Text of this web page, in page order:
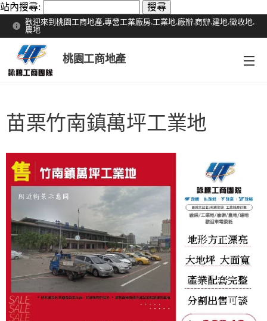
站內搜尋:
歡迎來到桃園工商地產,專營工業廠房.工業地.廠辦.商辦.建地.徵收地.
農地
桃園工商地產
苗栗竹南鎮萬坪工業地